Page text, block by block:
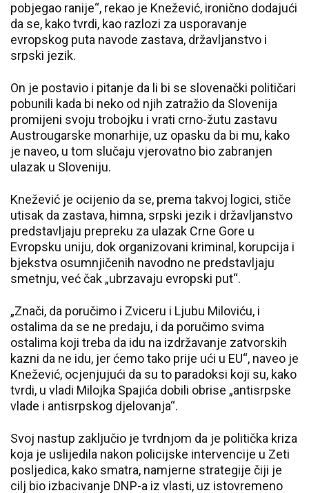
pobjegao ranije“, rekao je Knežević, ironično dodajući
da se, kako tvrdi, kao razlozi za usporavanje
evropskog puta navode zastava, državljanstvo i
srpski jezik.
On je postavio i pitanje da li bi se slovenački političari
pobunili kada bi neko od njih zatražio da Slovenija
promijeni svoju trobojku i vrati crno-žutu zastavu
Austrougarske monarhije, uz opasku da bi mu, kako
je naveo, u tom slučaju vjerovatno bio zabranjen
ulazak u Sloveniju.
Knežević je ocijenio da se, prema takvoj logici, stiče
utisak da zastava, himna, srpski jezik i državljanstvo
predstavljaju prepreku za ulazak Crne Gore u
Evropsku uniju, dok organizovani kriminal, korupcija i
bjekstva osumnjičenih navodno ne predstavljaju
smetnju, već čak „ubrzavaju evropski put“.
„Znači, da poručimo i Zviceru i Ljubu Miloviću, i
ostalima da se ne predaju, i da poručimo svima
ostalima koji treba da idu na izdržavanje zatvorskih
kazni da ne idu, jer ćemo tako prije ući u EU“, naveo je
Knežević, ocjenjujući da su to paradoksi koji su, kako
tvrdi, u vladi Milojka Spajića dobili obrise „antisrpske
vlade i antisrpskog djelovanja“.
Svoj nastup zaključio je tvrdnjom da je politička kriza
koja je uslijedila nakon policijske intervencije u Zeti
posljedica, kako smatra, namjerne strategije čiji je
cilj bio izbacivanje DNP-a iz vlasti, uz istovremeno